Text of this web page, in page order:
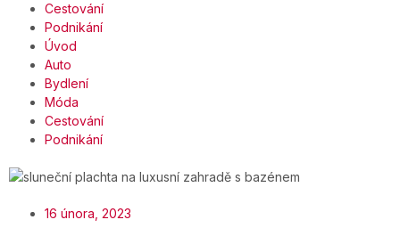
Cestování
Podnikání
Úvod
Auto
Bydlení
Móda
Cestování
Podnikání
16 února, 2023